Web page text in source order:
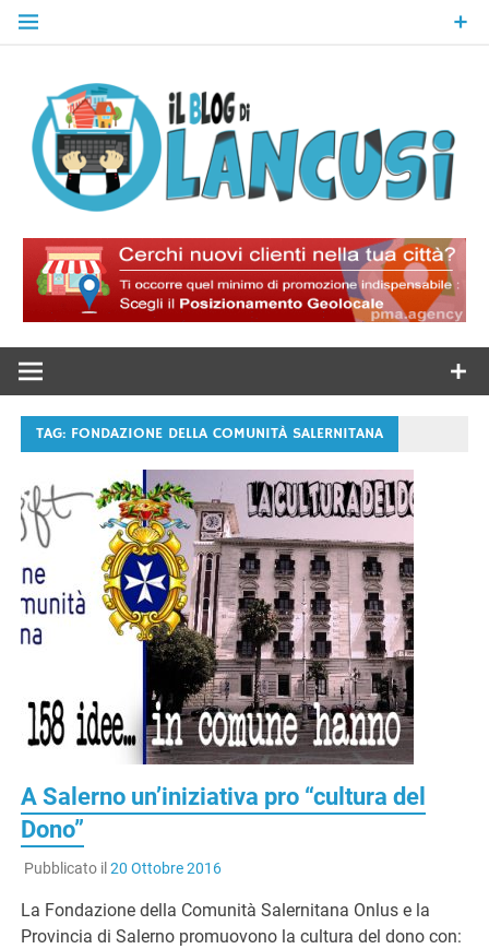
Skip
Il Blog Di
Lancusi
TAG: FONDAZIONE DELLA COMUNITÀ SALERNITANA
A Salerno un’iniziativa pro “cultura del
Dono”
Pubblicato il 20 Ottobre 2016
La Fondazione della Comunità Salernitana Onlus e la
Provincia di Salerno promuovono la cultura del dono con: